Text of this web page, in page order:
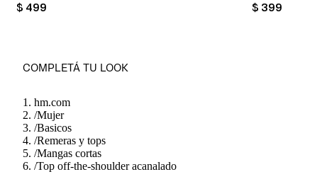
PRICE:
$ 499 PRICE:
$ 399
COMPLETÁ TU LOOK
hm.com
/Mujer
/Basicos
/Remeras y tops
/Mangas cortas
/Top off-the-shoulder acanalado